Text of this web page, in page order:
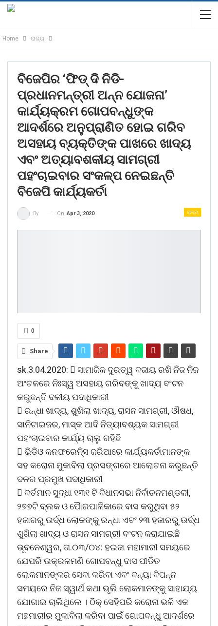
Home ରାଜ୍ୟ
ବିଜେପିର ‘ଫିଡ୍ ଦି ନିଡି-
ପ୍ରଧାନମନ୍ତ୍ରୀ ଅନ୍ନ ଯୋଜନା’
କାର୍ଯ୍ୟକ୍ରମ ଗୋପବନ୍ଧୁଙ୍କ
ଆଦର୍ଶରେ ଅନୁପ୍ରାଣିତ ହୋଇ ଗରିବ
ଅସହାୟ ବ୍ୟକ୍ତିଙ୍କ ପାଖରେ ଖାଦ୍ୟ
ଏବଂ ଅତ୍ୟାବଶକୀୟ ସାମଗ୍ରୀ
ପହଂଚାଇବାର ସଂକଳ୍ପ ନେଇଛନ୍ତି
ବିଜେପି କାର୍ଯ୍ୟକର୍ତା
ରାଜ୍ୟ
By On Apr 3, 2020
0
Share
sk.3.04.2020:  ସାମାଜିକ ଦୁରତ୍ୱ ବଜାୟ ରଖି ନିଜ ନିଜ
ଅଂଚଳରେ ନିଃସ୍ୱ ଅସହାୟ ଗରିବଙ୍କୁ ଖାଦ୍ୟ ବଂଟନ
କରୁଛନ୍ତି ଦଳୀୟ ପଦାଧିକାରୀ
 ରନ୍ଧା ଖାଦ୍ୟ, ଶୁଖିଲା ଖାଦ୍ୟ, ରାସନ ସାମଗ୍ରୀ, ଔଷଧ,
ସାନିଟାଇଜର, ମାସ୍କ ଆଦି ନିତ୍ୟାବଶ୍ୟକ ସାମଗ୍ରୀ
ପହଂଚାଇବାର କାର୍ଯ୍ୟ ଚାଲୁ ରହିଛି
 ଭିଡିଓ କନଫରେନି୍ସ ଜରିଆରେ କାର୍ଯ୍ୟକର୍ତାମାନଙ୍କ
ସହ କରୋନା ମୁକାବିଲା ପ୍ରସଙ୍ଗରେ ଆଲୋଚନା କରୁଛନ୍ତି
ଦଳର ପ୍ରମୁଖ ପଦାଧିକାରୀ
 ବର୍ତମାନ ସୁଦ୍ଧା ୧୩୧ ଟି ବିଧାନସଭା ନିର୍ବାଚନମଣ୍ଡଳୀ,
୨୭୭ଟି ବ୍ଲକ ଓ ପୈାରପାଳିକାରେ ବାସ କରୁଥିବା ୫୨
ହଜାରରୁ ଉର୍ଦ୍ଧ ଲୋକଙ୍କୁ ରନ୍ଧା ଏବଂ ୨୩ ହଜାରରୁୁ ଉର୍ଦ୍ଧ
ଶୁଖିଲା ଖାଦ୍ୟ ଓ ରାସନ ସାମଗ୍ରୀ ବଂଟନ କରାଯାଇଛି
ଭୂବନେଶ୍ୱର, ତା.୦୩/୦୪: ହଇଜା ମହାମାରୀ ସମୟରେ
ଯେପରି ଉକ୍ରଳମଣି ଗୋପବନ୍ଧୁ ଦାସ ପୀଡିତ
ଲୋକମାନଙ୍କର ସେବା କରିବା ଏବଂ ବନ୍ୟା ବିପନ୍ନ
ସମୟରେ ନିଜ ସ୍ୱାର୍ଥ କଥା ଭୃଲି ଲୋକମାନଙ୍କୁ ସାହାଯ୍ୟ
ଯୋଗାଇ ଚାଲିଥିଲେ । ଠିକ୍ ସେହିପରି କରୋନା ଭଳି ଏକ
ମହମାରୀର ମୁକାବିଲା କରିବା ପାଇଁ ଗୋପବନ୍ଧୁ ଆଦର୍ଶରେ